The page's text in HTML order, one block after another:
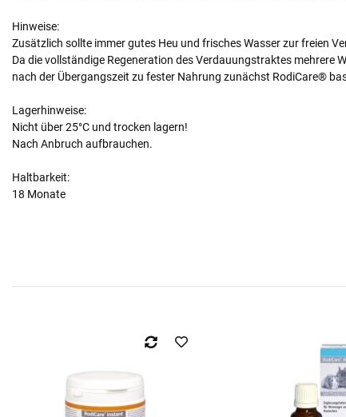
Hinweise:
Zusätzlich sollte immer gutes Heu und frisches Wasser zur freien
Da die vollständige Regeneration des Verdauungstraktes mehrere
nach der Übergangszeit zu fester Nahrung zunächst RodiCare®
Lagerhinweise:
Nicht über 25°C und trocken lagern!
Nach Anbruch aufbrauchen.
Haltbarkeit:
18 Monate